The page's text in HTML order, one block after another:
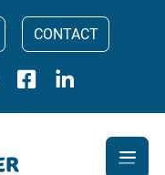
CONTACT